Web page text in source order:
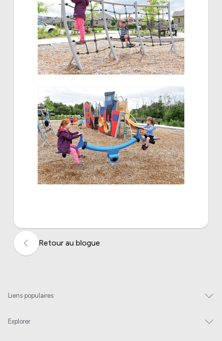
Retour au blogue
Liens populaires
Explorer